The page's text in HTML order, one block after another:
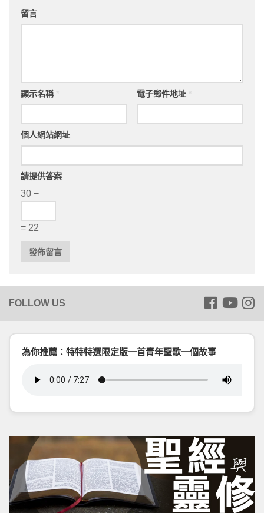
留言
顯示名稱 電子郵件地址
個人網站網址
請提供答案
30 −
= 22
為你推薦：特特特選限定版一首青年聖歌一個故事